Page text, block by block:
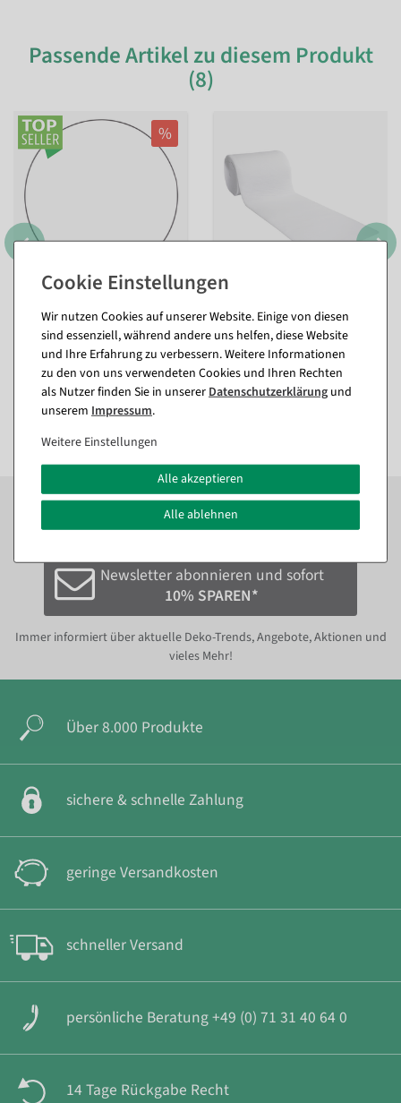
Passende Artikel zu diesem Produkt
(8)
%
ca. 60 cm Ø, Metall
Sofort versandfähig.
23,74 €
17,79 €
14,95 EUR zzgl. ges. MwSt.
entflammbar, B1
Sofort versandfähig.
In verschiedenen
Ausführungen
ab 224,91 €
Zum Newsletter anmelden und sofort10%bei der
nächsten Bestellung sparen.*
Newsletter abonnieren und sofort
10% SPAREN*
Immer informiert über aktuelle Deko-Trends, Angebote, Aktionen und
vieles Mehr!
Über 8.000 Produkte
sichere & schnelle Zahlung
geringe Versandkosten
schneller Versand
persönliche Beratung +49 (0) 71 31 40 64 0
14 Tage Rückgabe Recht
Wir nutzen Cookies auf unserer Website. Einige von diesen
sind essenziell, während andere uns helfen, diese Website
und Ihre Erfahrung zu verbessern. Weitere Informationen
zu den von uns verwendeten Cookies und Ihren Rechten
als Nutzer finden Sie in unsererDaten­schutz­erklärung und
unserem Impressum.
Weitere Einstellungen
Alle akzeptieren
Alle ablehnen